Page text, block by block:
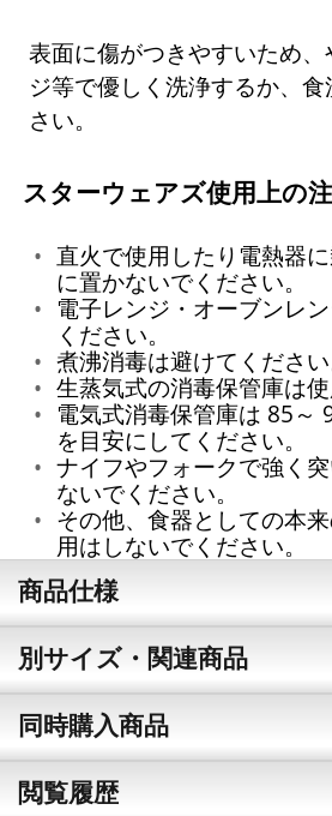
表面に傷がつきやすいため
ジ等で優しく洗浄するか、
さい。
スターウェアズ使用上の
直火で使用したり電熱器
に置かないでください。
電子レンジ・オーブンレ
ください。
煮沸消毒は避けてください
生蒸気式の消毒保管庫は使
電気式消毒保管庫は 85～
を目安にしてください。
ナイフやフォークで強く
ないでください。
その他、食器としての本
用はしないでください。
商品仕様
別サイズ・関連商品
同時購入商品
閲覧履歴